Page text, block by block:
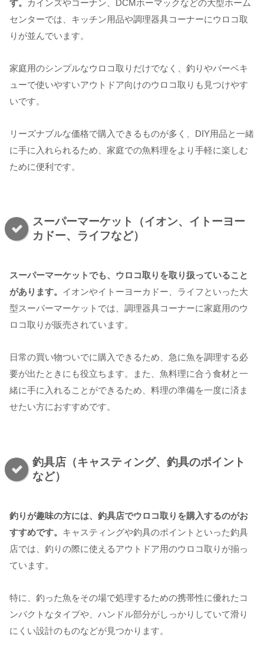
す。
カインズやコーナン、DCMホーマックなどの大型ホーム
センターでは、キッチン用品や調理器具コーナーにウロコ取
りが並んでいます。
家庭用のシンプルなウロコ取りだけでなく、釣りやバーベキ
ューで使いやすいアウトドア向けのウロコ取りも見つけやす
いです。
リーズナブルな価格で購入できるものが多く、DIY用品と一緒
に手に入れられるため、家庭での魚料理をより手軽に楽しむ
ために便利です。
スーパーマーケット（イオン、イトーヨー
カドー、ライフなど）
スーパーマーケットでも、ウロコ取りを取り扱っていること
があります。 イオンやイトーヨーカドー、ライフといった大
型スーパーマーケットでは、調理器具コーナーに家庭用のウ
ロコ取りが販売されています。
日常の買い物ついでに購入できるため、急に魚を調理する必
要が出たときにも役立ちます。また、魚料理に合う食材と一
緒に手に入れることができるため、料理の準備を一度に済ま
せたい方におすすめです。
釣具店（キャスティング、釣具のポイント
など）
釣りが趣味の方には、釣具店でウロコ取りを購入するのがお
すすめです。 キャスティングや釣具のポイントといった釣具
店では、釣りの際に使えるアウトドア用のウロコ取りが揃っ
ています。
特に、釣った魚をその場で処理するための携帯性に優れたコ
ンパクトなタイプや、ハンドル部分がしっかりしていて滑り
にくい設計のものなどが見つかります。